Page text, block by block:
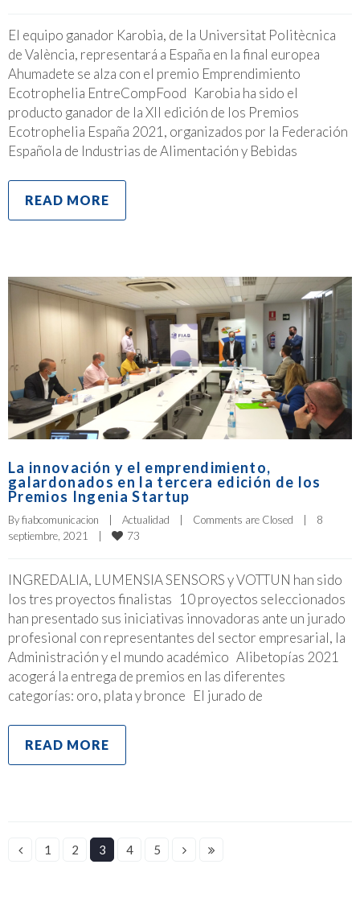
El equipo ganador Karobia, de la Universitat Politècnica
de València, representará a España en la final europea
Ahumadete se alza con el premio Emprendimiento
Ecotrophelia EntreCompFood Karobia ha sido el
producto ganador de la XII edición de los Premios
Ecotrophelia España 2021, organizados por la Federación
Española de Industrias de Alimentación y Bebidas
READ MORE
La innovación y el emprendimiento,
galardonados en la tercera edición de los
Premios Ingenia Startup
By fiabcomunicacion Actualidad Comments are Closed
8
septiembre, 2021
73
INGREDALIA, LUMENSIA SENSORS y VOTTUN han sido
los tres proyectos finalistas 10 proyectos seleccionados
han presentado sus iniciativas innovadoras ante un jurado
profesional con representantes del sector empresarial, la
Administración y el mundo académico Alibetopías 2021
acogerá la entrega de premios en las diferentes
categorías: oro, plata y bronce El jurado de
READ MORE
1 2 3 4 5